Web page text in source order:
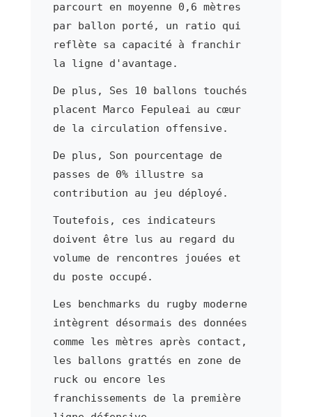
parcourt en moyenne 0,6 mètres
par ballon porté, un ratio qui
reflète sa capacité à franchir
la ligne d'avantage.
De plus, Ses 10 ballons touchés
placent Marco Fepuleai au cœur
de la circulation offensive.
De plus, Son pourcentage de
passes de 0% illustre sa
contribution au jeu déployé.
Toutefois, ces indicateurs
doivent être lus au regard du
volume de rencontres jouées et
du poste occupé.
Les benchmarks du rugby moderne
intègrent désormais des données
comme les mètres après contact,
les ballons grattés en zone de
ruck ou encore les
franchissements de la première